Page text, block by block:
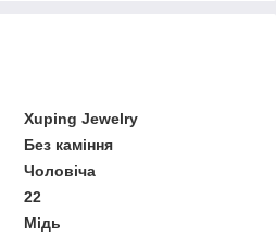
Xuping Jewelry
Без каміння
Чоловіча
22
Мідь